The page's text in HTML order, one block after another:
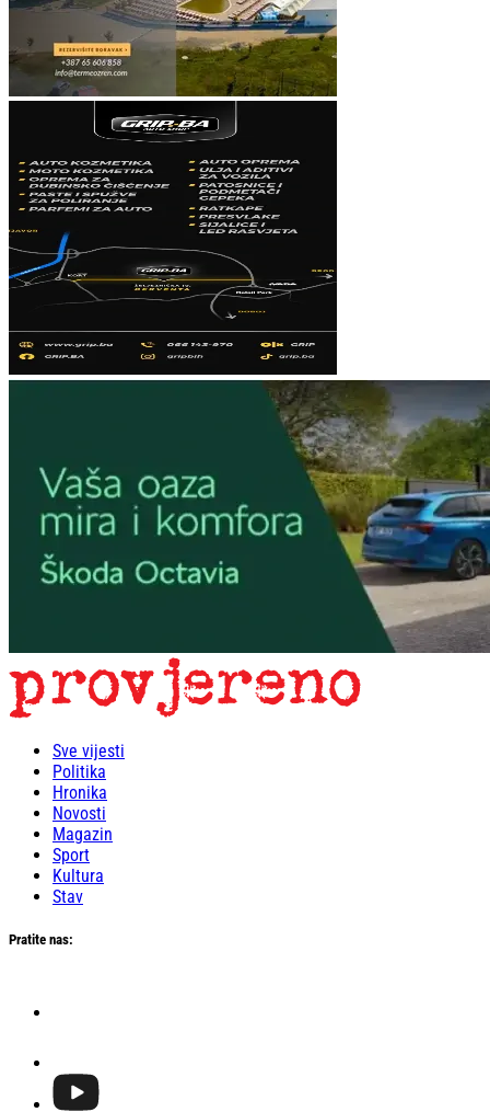
Sve vijesti
Politika
Hronika
Novosti
Magazin
Sport
Kultura
Stav
Pratite nas: